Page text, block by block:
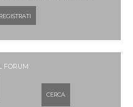
REGISTRATI
FORUM
CERCA